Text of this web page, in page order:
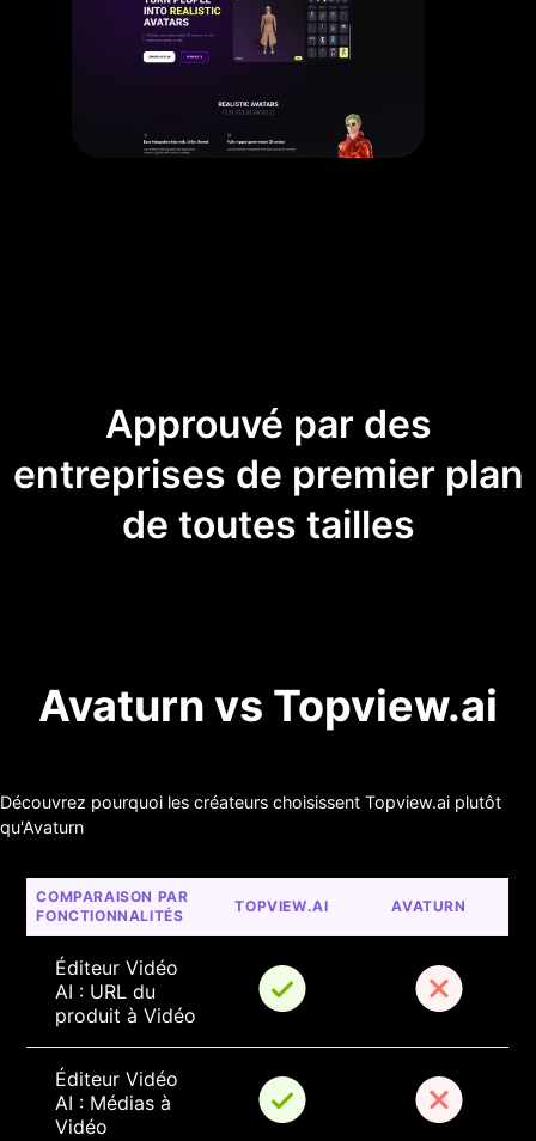
Approuvé par des
entreprises de premier plan
de toutes tailles
Avaturn vs Topview.ai
Découvrez pourquoi les créateurs choisissent Topview.ai plutôt
qu'Avaturn
COMPARAISON PAR
FONCTIONNALITÉS
TOPVIEW.AI AVATURN
Éditeur Vidéo
AI : URL du
produit à Vidéo
Éditeur Vidéo
AI : Médias à
Vidéo